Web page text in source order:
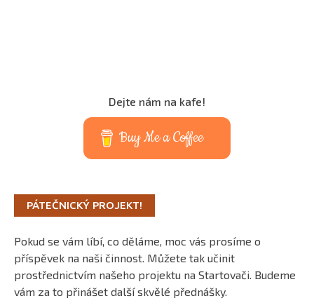
Dejte nám na kafe!
Buy Me a Coffee
PÁTEČNICKÝ PROJEKT!
Pokud se vám líbí, co děláme, moc vás prosíme o
příspěvek na naši činnost. Můžete tak učinit
prostřednictvím našeho projektu na Startovači. Budeme
vám za to přinášet další skvělé přednášky.